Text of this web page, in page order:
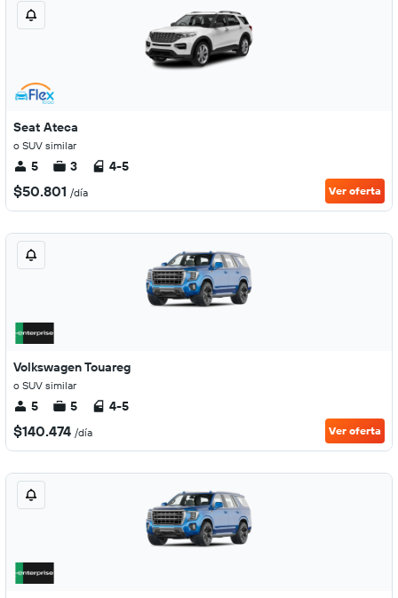
Seat Ateca
o SUV similar
5 3 4-5
$50.801 /día Ver oferta
Volkswagen Touareg
o SUV similar
5 5 4-5
$140.474 /día Ver oferta